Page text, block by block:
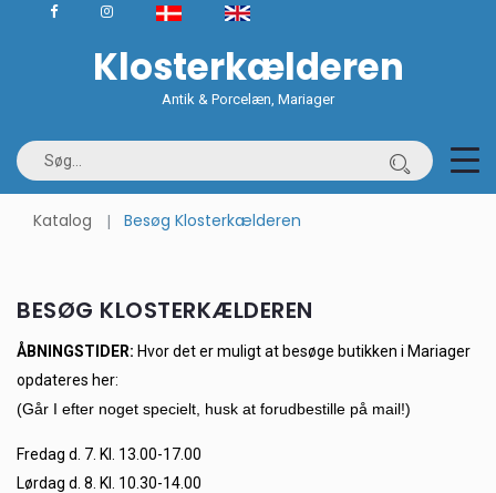
Klosterkælderen
Antik & Porcelæn, Mariager
Katalog Besøg Klosterkælderen
BESØG KLOSTERKÆLDEREN
ÅBNINGSTIDER: Hvor det er muligt at besøge butikken i Mariager
opdateres her:
(Går I efter noget specielt, husk at forudbestille på mail!)
Fredag d. 7. Kl. 13.00-17.00
Lørdag d. 8. Kl. 10.30-14.00